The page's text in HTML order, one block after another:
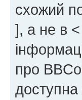
схожий
], а не в <
про
доступна